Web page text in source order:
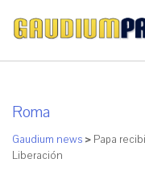
Roma
Gaudium news > Papa
Liberación